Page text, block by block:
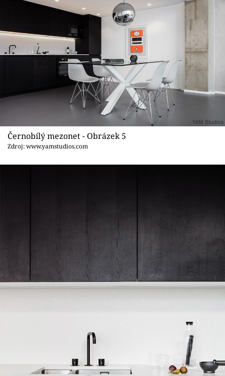
Černobílý mezonet - Obrázek 5
Zdroj: www.yamstudios.com